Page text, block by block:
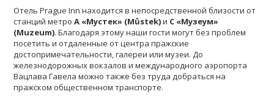
Отель Prague Inn находится в непосредственной близости от
станций метроA «Мустек» (Můstek)и C «Музеум»
(Muzeum). Благодаря этому наши гости могут без проблем
посетить и отдаленные от центра пражские
достопримечательности, галереи или музеи. До
железнодорожных вокзалов и международного аэропорта
Вацлава Гавела можно также без труда добраться на
пражском общественном транспорте.